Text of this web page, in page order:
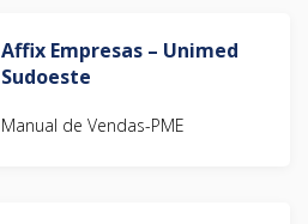
Affix Empresas – Unimed
Sudoeste
Manual de Vendas-PME